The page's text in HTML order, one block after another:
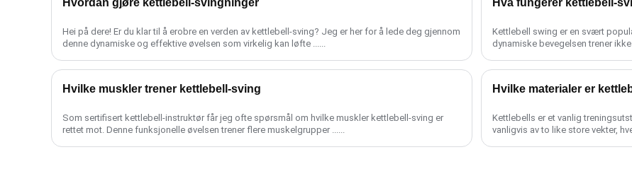
Hvordan gjøre kettlebell-svingninger
Hei på dere! Er du klar til å erobre en verden av kettlebell-sving? Jeg er her for å lede deg gjennom
denne dynamiske og effektive øvelsen som virkelig kan løfte ......
Hva fungerer kettlebell-
Kettlebell swing er en svært
dynamiske bevegelsen trener
Hvilke muskler trener kettlebell-sving
Som sertifisert kettlebell-instruktør får jeg ofte spørsmål om hvilke muskler kettlebell-sving er
rettet mot. Denne funksjonelle øvelsen trener flere muskelgrupper ......
Hvilke materialer er
Kettlebells er et vanlig
vanligvis av to like store vekter,